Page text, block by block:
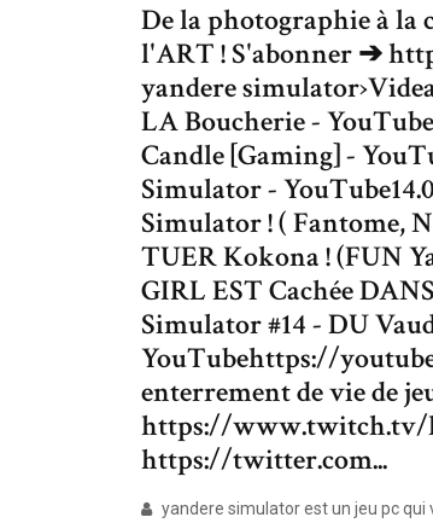
De la photographie à la
l'ART ! S'abonner ➔
yandere
LA Boucherie -
Candle [Gaming] -
Simulator -
Simulator ! ( Fantome,
TUER Kokona ! (FUN
GIRL EST Cachée
Simulator #14 - DU
YouTubehttps://
enterrement de vie de
https://www.twitch.tv/
https://twitter.com...
yandere simulator est un jeu pc